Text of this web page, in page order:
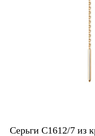
Серьги С1612/7 из